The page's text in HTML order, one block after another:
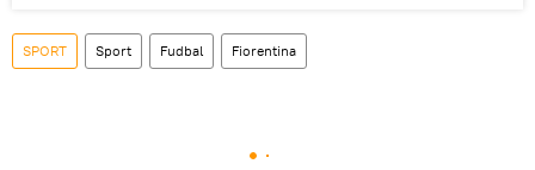
SPORT Sport Fudbal Fiorentina